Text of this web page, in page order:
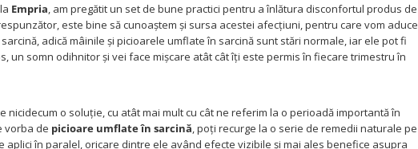
Empria, am pregătit un set de bune practici pentru a înlătura disconfortul produs de
este bine să cunoaștem și sursa acestei afecțiuni, pentru care vom aduce
adică mâinile și picioarele umflate în sarcină sunt stări normale, iar ele pot fi
un somn odihnitor și vei face mișcare atât cât îți este permis în fiecare trimestru în
o soluție, cu atât mai mult cu cât ne referim la o perioadă importantă în
vorba de picioare umflate în sarcină, poți recurge la o serie de remedii naturale pe
aplici în paralel, oricare dintre ele având efecte vizibile și mai ales benefice asupra